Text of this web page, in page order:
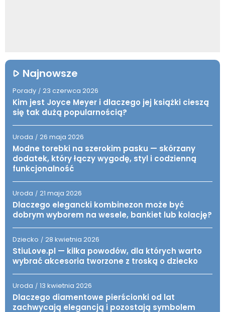
Najnowsze
Porady / 23 czerwca 2026
Kim jest Joyce Meyer i dlaczego jej książki cieszą
się tak dużą popularnością?
Uroda / 26 maja 2026
Modne torebki na szerokim pasku — skórzany
dodatek, który łączy wygodę, styl i codzienną
funkcjonalność
Uroda / 21 maja 2026
Dlaczego elegancki kombinezon może być
dobrym wyborem na wesele, bankiet lub kolację?
Dziecko / 28 kwietnia 2026
StiuLove.pl — kilka powodów, dla których warto
wybrać akcesoria tworzone z troską o dziecko
Uroda / 13 kwietnia 2026
Dlaczego diamentowe pierścionki od lat
zachwycają elegancją i pozostają symbolem